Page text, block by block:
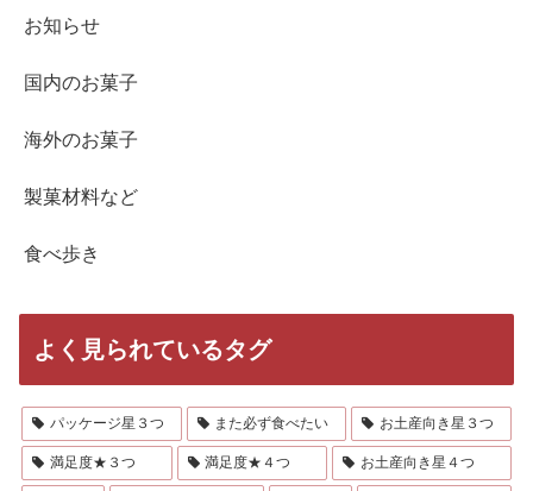
お知らせ
国内のお菓子
海外のお菓子
製菓材料など
食べ歩き
よく見られているタグ
パッケージ星３つ また必ず食べたい お土産向き星３つ
満足度★３つ 満足度★４つ お土産向き星４つ